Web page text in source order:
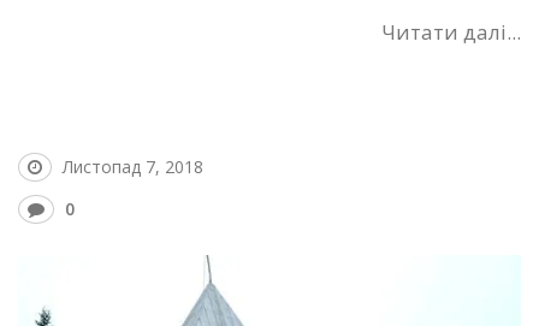
Читати далі...
Листопад 7, 2018
0